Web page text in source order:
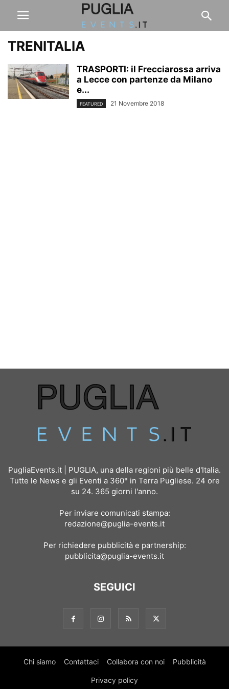
TRENITALIA
TRASPORTI: il Frecciarossa arriva
a Lecce con partenze da Milano
e...
FEATURED 21 Novembre 2018
PugliaEvents.it | PUGLIA, una della regioni più belle d'Italia.
Tutte le News e gli Eventi a 360° in Terra Pugliese. 24 ore
su 24. 365 giorni l'anno.
Per inviare comunicati stampa:
redazione@puglia-events.it
Per richiedere pubblicità e partnership:
pubblicita@puglia-events.it
SEGUICI
Chi siamo Contattaci Collabora con noi Pubblicità
Privacy policy